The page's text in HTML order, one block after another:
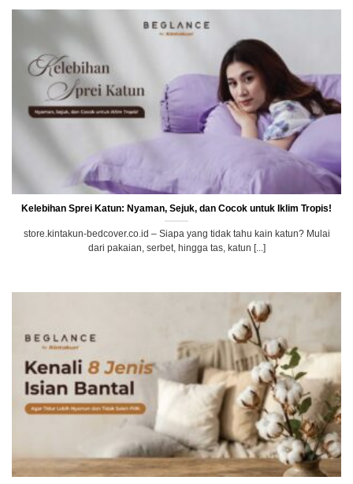
Kelebihan Sprei Katun: Nyaman, Sejuk, dan Cocok untuk Iklim Tropis!
store.kintakun-bedcover.co.id – Siapa yang tidak tahu kain katun? Mulai
dari pakaian, serbet, hingga tas, katun [...]